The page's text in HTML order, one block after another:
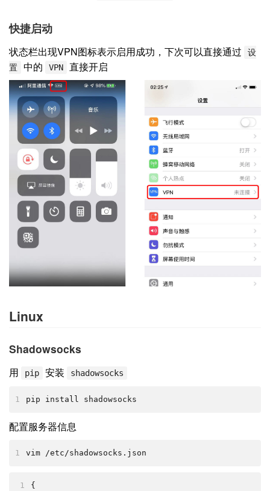
快捷启动
状态栏出现VPN图标表示启用成功，下次可以直接通过
设
置
中的 VPN 直接开启
Linux
Shadowsocks
用 pip 安装 shadowsocks
1 pip install shadowsocks
配置服务器信息
1 vim /etc/shadowsocks.json
1
{